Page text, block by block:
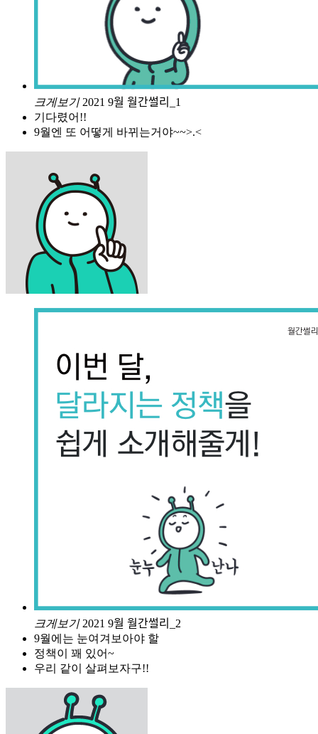
크게보기 2021 9월 월간썰리_1
기다렸어!!
9월엔 또 어떻게 바뀌는거야~~>.<
크게보기 2021 9월 월간썰리_2
9월에는 눈여겨보아야 할
정책이 꽤 있어~
우리 같이 살펴보자구!!